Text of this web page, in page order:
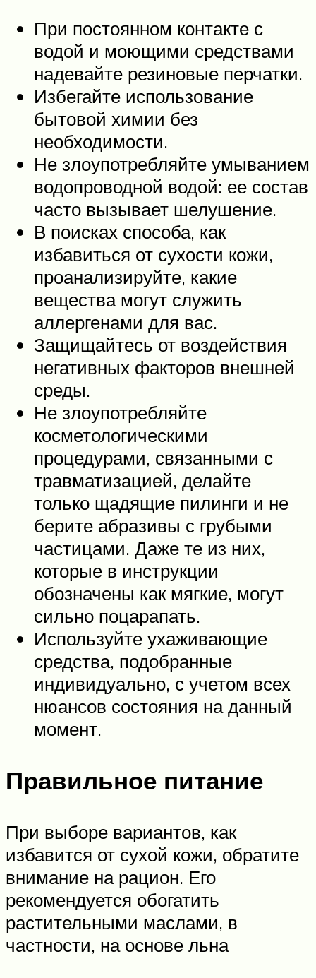
При постоянном контакте с
водой и моющими средствами
надевайте резиновые перчатки.
Избегайте использование
бытовой химии без
необходимости.
Не злоупотребляйте умыванием
водопроводной водой: ее состав
часто вызывает шелушение.
В поисках способа, как
избавиться от сухости кожи,
проанализируйте, какие
вещества могут служить
аллергенами для вас.
Защищайтесь от воздействия
негативных факторов внешней
среды.
Не злоупотребляйте
косметологическими
процедурами, связанными с
травматизацией, делайте
только щадящие пилинги и не
берите абразивы с грубыми
частицами. Даже те из них,
которые в инструкции
обозначены как мягкие, могут
сильно поцарапать.
Используйте ухаживающие
средства, подобранные
индивидуально, с учетом всех
нюансов состояния на данный
момент.
Правильное питание
При выборе вариантов, как
избавится от сухой кожи, обратите
внимание на рацион. Его
рекомендуется обогатить
растительными маслами, в
частности, на основе льна